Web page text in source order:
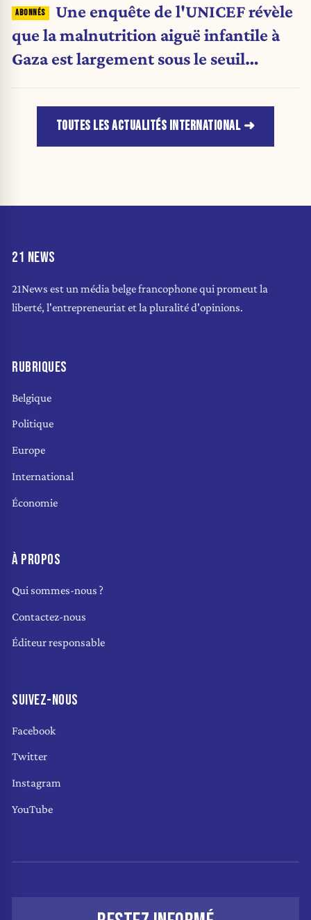
Une enquête de l'UNICEF révèle
que la malnutrition aiguë infantile à
Gaza est largement sous le seuil
TOUTES LES ACTUALITÉS INTERNATIONAL
21 NEWS
21News est un média belge francophone qui promeut la
liberté, l'entrepreneuriat et la pluralité d'opinions.
RUBRIQUES
Belgique
Politique
Europe
International
Économie
À PROPOS
Qui sommes-nous ?
Contactez-nous
Éditeur responsable
SUIVEZ-NOUS
Facebook
Twitter
Instagram
YouTube